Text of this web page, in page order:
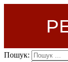
Пошук: